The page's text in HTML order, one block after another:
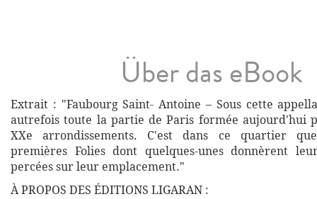
Über das eBook
Extrait : "Faubourg Saint- Antoine – Sous cette
autrefois toute la partie de Paris formée aujourd'hui
XXe arrondissements. C'est dans ce quartier
premières Folies dont quelques-unes donnèrent
percées sur leur emplacement."
À PROPOS DES ÉDITIONS LIGARAN :